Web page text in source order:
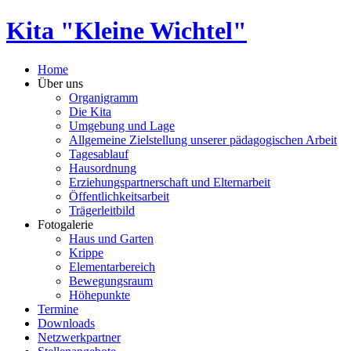
Kita "Kleine Wichtel"
Home
Über uns
Organigramm
Die Kita
Umgebung und Lage
Allgemeine Zielstellung unserer pädagogischen Arbeit
Tagesablauf
Hausordnung
Erziehungspartnerschaft und Elternarbeit
Öffentlichkeitsarbeit
Trägerleitbild
Fotogalerie
Haus und Garten
Krippe
Elementarbereich
Bewegungsraum
Höhepunkte
Termine
Downloads
Netzwerkpartner